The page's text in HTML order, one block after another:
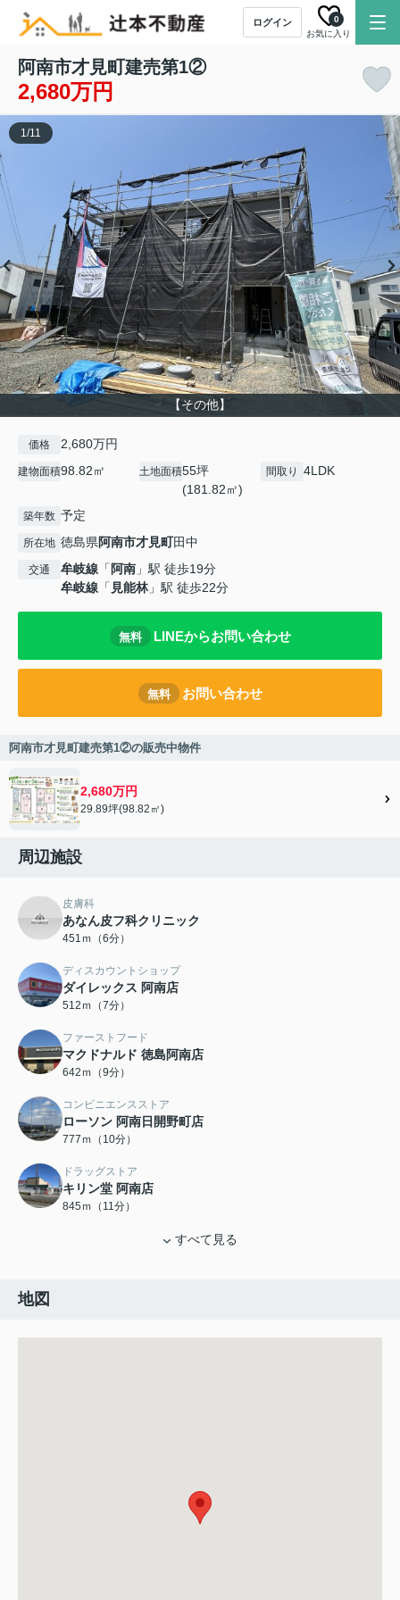
ログイン
お気に入り
0
阿南市才見町建売第1②
2,680万円
【その他】
1/11
価格 2,680万円
建物面積98.82㎡ 土地面積55坪
(181.82㎡)
間取り 4LDK
築年数 予定
所在地 徳島県阿南市才見町田中
交通 牟岐線 「 阿南 」駅 徒歩19分
牟岐線 「 見能林」駅 徒歩22分
無料 LINEからお問い合わせ
無料 お問い合わせ
阿南市才見町建売第1②の販売中物件
2,680万円
29.89坪(98.82㎡)
周辺施設
皮膚科
あなん皮フ科クリニック
451ｍ（6分）
ディスカウントショップ
ダイレックス 阿南店
512ｍ（7分）
ファーストフード
マクドナルド 徳島阿南店
642ｍ（9分）
コンビニエンスストア
ローソン 阿南日開野町店
777ｍ（10分）
ドラッグストア
キリン堂 阿南店
845ｍ（11分）
すべて見る
地図